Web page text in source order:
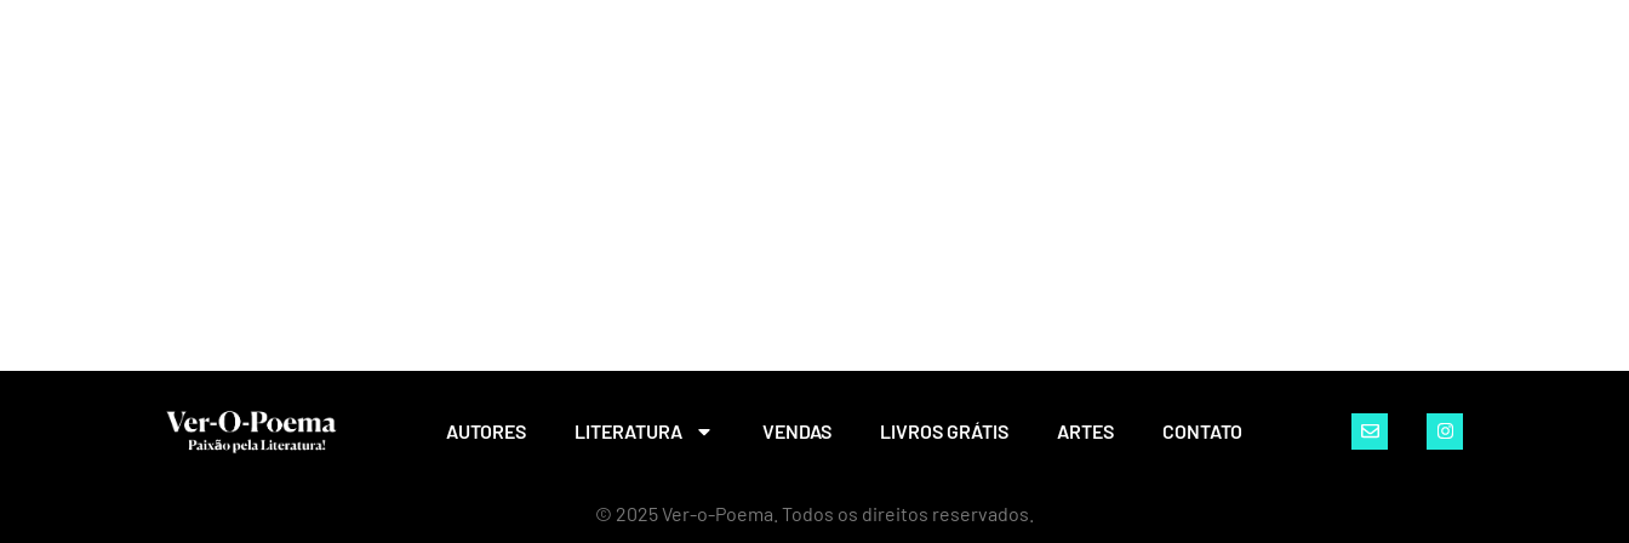
AUTORES LITERATURA VENDAS LIVROS GRÁTIS ARTES CONTATO
© 2025 Ver-o-Poema. Todos os direitos reservados.